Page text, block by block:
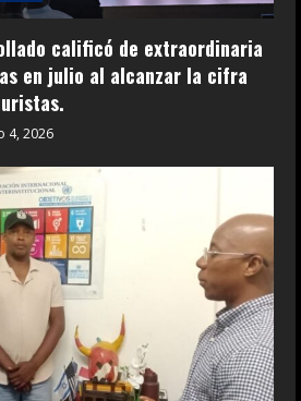
calificó de extraordinaria
en julio al alcanzar la cifra
4, 2026